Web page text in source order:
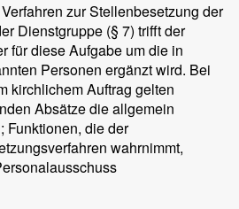
zur Stellenbesetzung der
Dienstgruppe (§ 7) trifft der
für diese Aufgabe um die in
Personen ergänzt wird. Bei
kirchlichem Auftrag gelten
Absätze die allgemein
Funktionen, die der
wahrnimmt,